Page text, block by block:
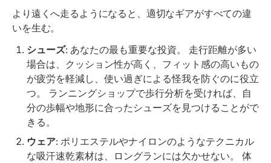
より遠くへ走るようになると、適切なギアがすべての違
いを生む。
シューズ: あなたの最も重要な投資。 走行距離が多い
場合は、クッション性が高く、フィット感の高いもの
が疲労を軽減し、使い過ぎによる怪我を防ぐのに役立
つ。 ランニングショップで歩行分析を受ければ、自
分の歩幅や地形に合ったシューズを見つけることがで
きる。
ウェア: ポリエステルやナイロンのようなテクニカル
な吸汗速乾素材は、ロングランには欠かせない。 体